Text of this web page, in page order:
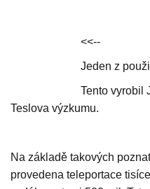
<<--
Jeden z
Tento vyrobil
Teslova výzkumu.
Na základě takových
provedena teleportace